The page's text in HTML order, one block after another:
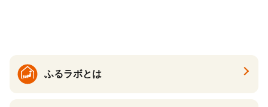
ふるラボとは